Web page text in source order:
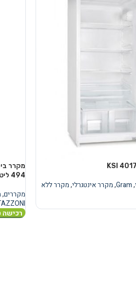
,
Gram
,מקרר אינטגרלי,מקרר ללא
מקררים,
רכישה